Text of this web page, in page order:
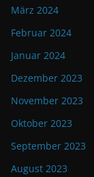
März 2024
Februar 2024
Januar 2024
Dezember 2023
November 2023
Oktober 2023
September 2023
August 2023